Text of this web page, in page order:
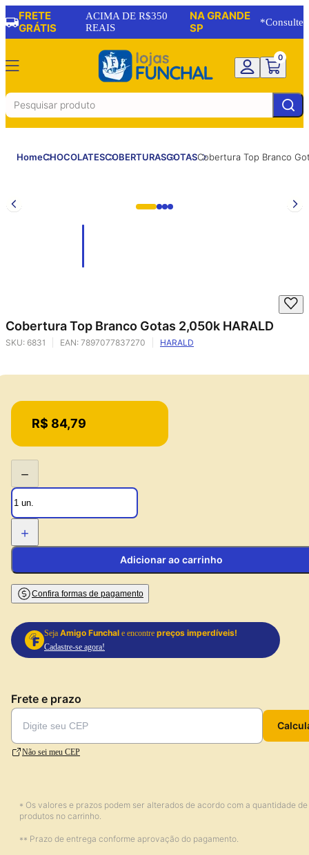
FRETE
GRÁTIS
ACIMA DE R$350
REAIS
NA GRANDE
SP
*Consulte
0
HomeCHOCOLATESCOBERTURASGOTASCobertura Top Branco
Cobertura Top Branco Gotas 2,050k HARALD
SKU: 6831 EAN: 7897077837270 HARALD
Price:
R$ 84,79
−
+
Adicionar ao carrinho
Confira formas de pagamento
Seja Amigo Funchal e encontre preços imperdíveis!
Cadastre-se agora!
Frete e prazo
Não sei meu CEP
* Os valores e prazos podem ser alterados de acordo com a quantidade de
produtos no carrinho.
** Prazo de entrega conforme aprovação do pagamento.